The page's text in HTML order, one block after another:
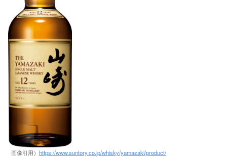
画像引用） https://www.suntory.co.jp/whisky/yamazaki/product/